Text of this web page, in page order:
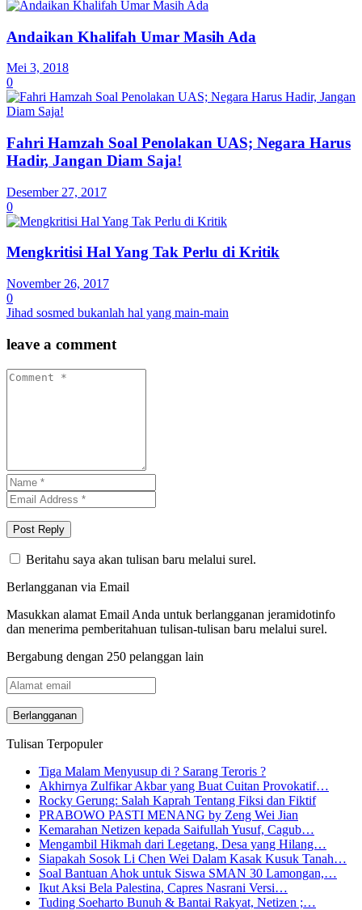
Andaikan Khalifah Umar Masih Ada
Mei 3, 2018
0
Fahri Hamzah Soal Penolakan UAS; Negara Harus
Hadir, Jangan Diam Saja!
Desember 27, 2017
0
Mengkritisi Hal Yang Tak Perlu di Kritik
November 26, 2017
0
Jihad sosmed bukanlah hal yang main-main
leave a comment
Beritahu saya akan tulisan baru melalui surel.
Berlangganan via Email
Masukkan alamat Email Anda untuk berlangganan jeramidotinfo
dan menerima pemberitahuan tulisan-tulisan baru melalui surel.
Bergabung dengan 250 pelanggan lain
Alamat
email
Tulisan Terpopuler
Tiga Malam Menyusup di ? Sarang Teroris ?
Akhirnya Zulfikar Akbar yang Buat Cuitan Provokatif…
Rocky Gerung: Salah Kaprah Tentang Fiksi dan Fiktif
PRABOWO PASTI MENANG by Zeng Wei Jian
Kemarahan Netizen kepada Saifullah Yusuf, Cagub…
Mengambil Hikmah dari Legetang, Desa yang Hilang…
Siapakah Sosok Li Chen Wei Dalam Kasak Kusuk Tanah…
Soal Bantuan Ahok untuk Siswa SMAN 30 Lamongan,…
Ikut Aksi Bela Palestina, Capres Nasrani Versi…
Tuding Soeharto Bunuh & Bantai Rakyat, Netizen ;…